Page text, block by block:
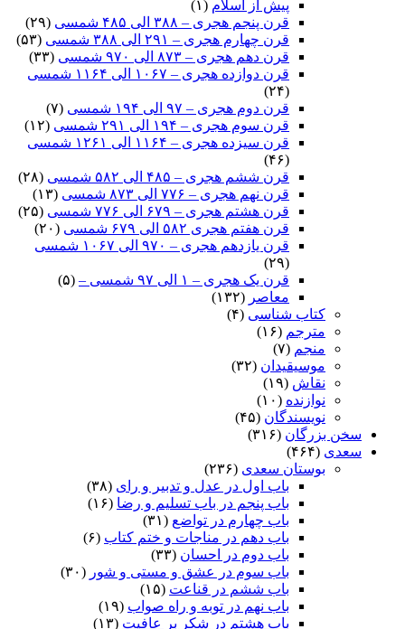
پیش از اسلام (۱)
قرن پنجم هجری – ۳۸۸ الی ۴۸۵ شمسی
(۲۹)
قرن چهارم هجری – ۲۹۱ الی ۳۸۸ شمسی
(۵۳)
قرن دهم هجری – ۸۷۳ الی ۹۷۰ شمسی
(۳۳)
قرن دوازده هجری – ۱۰۶۷ الی ۱۱۶۴ شمسی
(۲۴)
قرن دوم هجری – ۹۷ الی ۱۹۴ شمسی
(۷)
قرن سوم هجری – ۱۹۴ الی ۲۹۱ شمسی
(۱۲)
قرن سیزده هجری – ۱۱۶۴ الی ۱۲۶۱ شمسی
(۴۶)
قرن ششم هجری – ۴۸۵ الی ۵۸۲ شمسی
(۲۸)
قرن نهم هجری – ۷۷۶ الی ۸۷۳ شمسی
(۱۳)
قرن هشتم هجری – ۶۷۹ الی ۷۷۶ شمسی
(۲۵)
قرن هفتم هجری ۵۸۲ الی ۶۷۹ شمسی
(۲۰)
قرن یازدهم هجری – ۹۷۰ الی ۱۰۶۷ شمسی
(۲۹)
قرن یک هجری – ۱ الی ۹۷ شمسی –
(۵)
معاصر (۱۳۲)
کتاب شناسی (۴)
مترجم (۱۶)
منجم (۷)
موسیقیدان (۳۲)
نقاش (۱۹)
نوازنده (۱۰)
نویسندگان (۴۵)
سخن بزرگان (۳۱۶)
سعدی (۴۶۴)
بوستان سعدی (۲۳۶)
باب اول در عدل و تدبیر و رای (۳۸)
باب پنجم در باب تسلیم و رضا (۱۶)
باب چهارم در تواضع (۳۱)
باب دهم در مناجات و ختم کتاب (۶)
باب دوم در احسان (۳۳)
باب سوم در عشق و مستی و شور (۳۰)
باب ششم در قناعت (۱۵)
باب نهم در توبه و راه صواب (۱۹)
باب هشتم در شکر بر عافیت (۱۳)